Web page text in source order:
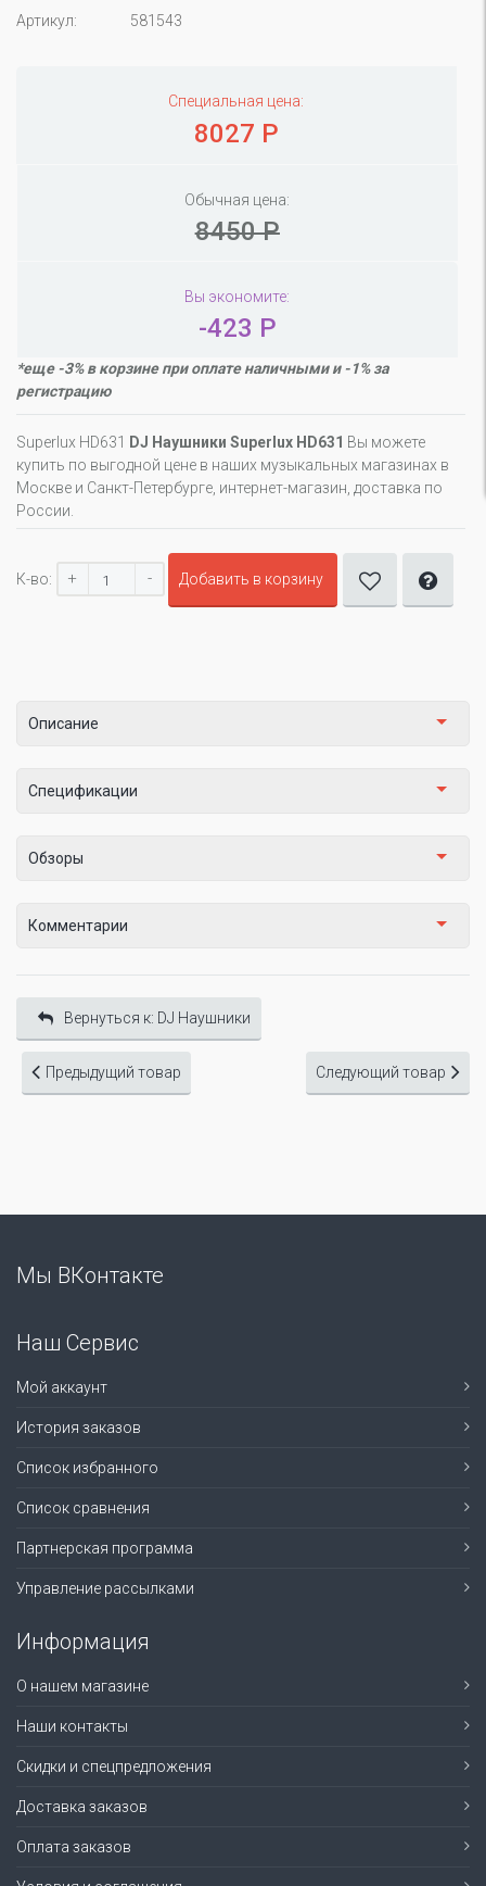
Артикул: 581543
Специальная цена:
8027 Р
Обычная цена:
8450 Р
Вы экономите:
-423 Р
*еще -3% в корзине при оплате наличными и -1% за
регистрацию
Superlux HD631 DJ Наушники Superlux HD631 Вы можете
купить по выгодной цене в наших музыкальных магазинах в
Москве и Санкт-Петербурге, интернет-магазин, доставка по
России.
К-во: + - Добавить в корзину
Описание
Спецификации
Обзоры
Комментарии
Вернуться к: DJ Наушники
Предыдущий товар Следующий товар
Мы ВКонтакте
Наш Сервис
Мой аккаунт
История заказов
Список избранного
Список сравнения
Партнерская программа
Управление рассылками
Информация
О нашем магазине
Наши контакты
Скидки и спецпредложения
Доставка заказов
Оплата заказов